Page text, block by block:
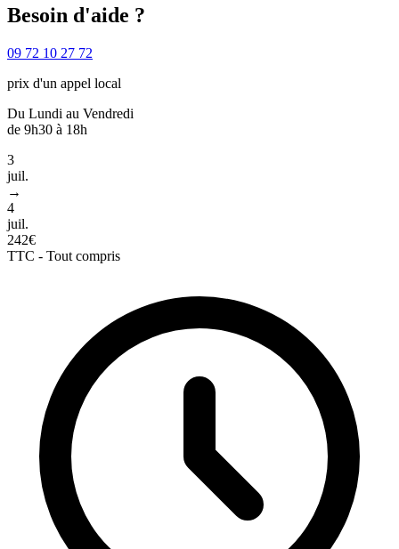
Besoin d'aide ?
09 72 10 27 72
prix d'un appel local
Du Lundi au Vendredi
de 9h30 à 18h
3
juil.
→
4
juil.
242€
TTC - Tout compris